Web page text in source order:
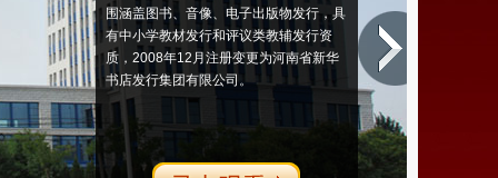
围涵盖图书、音像、电子出版物发行，具
有中小学教材发行和评议类教辅发行资
质，2008年12月注册变更为河南省新华
书店发行集团有限公司。